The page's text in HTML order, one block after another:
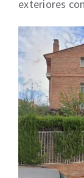
exteriores